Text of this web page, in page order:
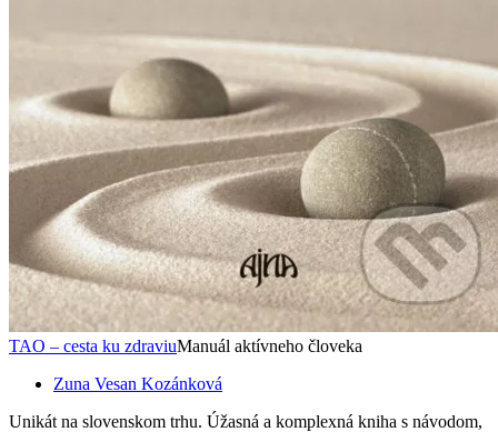
TAO – cesta ku zdraviuManuál aktívneho človeka
Zuna Vesan Kozánková
Unikát na slovenskom trhu. Úžasná a komplexná kniha s návodom,